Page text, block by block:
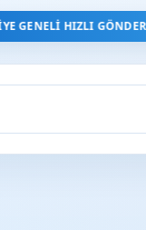
HIZLI GÖNDERIM